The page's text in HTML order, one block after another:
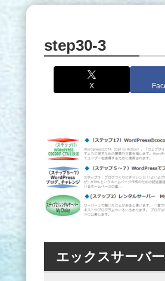
step30-3
X
エックスサーバ